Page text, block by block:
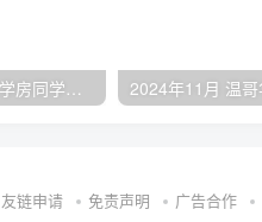
友链申请 免责声明 广告合作